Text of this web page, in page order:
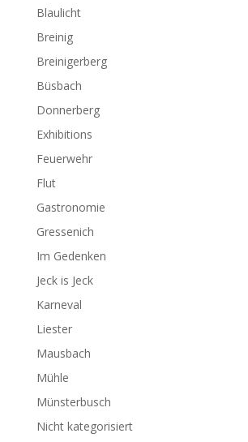
Blaulicht
Breinig
Breinigerberg
Büsbach
Donnerberg
Exhibitions
Feuerwehr
Flut
Gastronomie
Gressenich
Im Gedenken
Jeck is Jeck
Karneval
Liester
Mausbach
Mühle
Münsterbusch
Nicht kategorisiert